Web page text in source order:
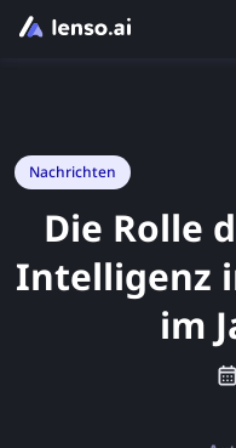
Nachrichten
Die Rolle
Intelligenz
im